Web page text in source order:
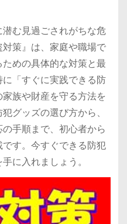
む見過ごされがちな危
策』は、家庭や職場で
めの具体的な対策と最
「すぐに実践できる防
族や財産を守る方法を
グッズの選び方から、
手順まで、初心者から
す。今すぐできる防犯
に入れましょう。